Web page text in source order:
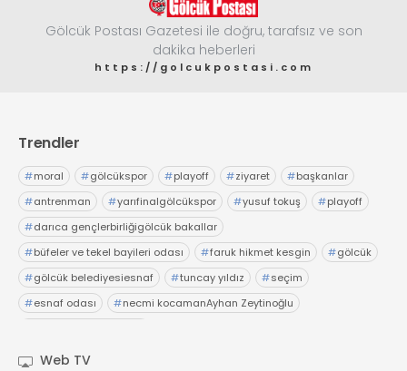
Gölcük Postası Gazetesi ile doğru, tarafsız ve son
dakika heberleri
https://golcukpostasi.com
Trendler
#moral #gölcükspor #playoff #ziyaret #başkanlar
#antrenman #yarıfinalgölcükspor #yusuf tokuş #playoff
#darıca gençlerbirliğigölcük bakallar
#büfeler ve tekel bayileri odası #faruk hikmet kesgin #gölcük
#gölcük belediyesiesnaf #tuncay yıldız #seçim
#esnaf odası #necmi kocamanAyhan Zeytinoğlu
Web TV